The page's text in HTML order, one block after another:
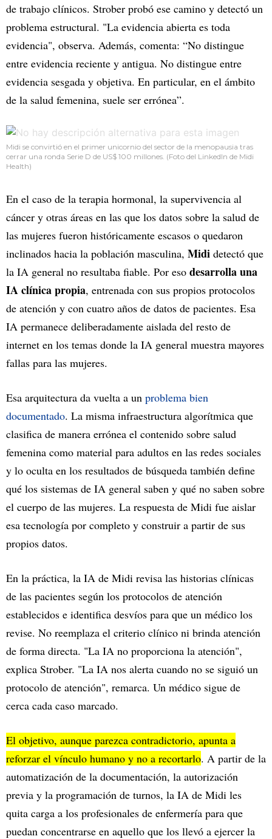
de trabajo clínicos. Strober probó ese camino y detectó un
problema estructural. "La evidencia abierta es toda
evidencia", observa. Además, comenta: “No distingue
entre evidencia reciente y antigua. No distingue entre
evidencia sesgada y objetiva. En particular, en el ámbito
de la salud femenina, suele ser errónea”.
Midi se convirtió en el primer unicornio del sector de la menopausia tras
cerrar una ronda Serie D de US$ 100 millones. (Foto del LinkedIn de Midi
Health)
En el caso de la terapia hormonal, la supervivencia al
cáncer y otras áreas en las que los datos sobre la salud de
las mujeres fueron históricamente escasos o quedaron
inclinados hacia la población masculina, Midi detectó que
la IA general no resultaba fiable. Por eso desarrolla una
IA clínica propia, entrenada con sus propios protocolos
de atención y con cuatro años de datos de pacientes. Esa
IA permanece deliberadamente aislada del resto de
internet en los temas donde la IA general muestra mayores
fallas para las mujeres.
Esa arquitectura da vuelta a un problema bien
documentado. La misma infraestructura algorítmica que
clasifica de manera errónea el contenido sobre salud
femenina como material para adultos en las redes sociales
y lo oculta en los resultados de búsqueda también define
qué los sistemas de IA general saben y qué no saben sobre
el cuerpo de las mujeres. La respuesta de Midi fue aislar
esa tecnología por completo y construir a partir de sus
propios datos.
En la práctica, la IA de Midi revisa las historias clínicas
de las pacientes según los protocolos de atención
establecidos e identifica desvíos para que un médico los
revise. No reemplaza el criterio clínico ni brinda atención
de forma directa. "La IA no proporciona la atención",
explica Strober. "La IA nos alerta cuando no se siguió un
protocolo de atención", remarca. Un médico sigue de
cerca cada caso marcado.
El objetivo, aunque parezca contradictorio, apunta a
reforzar el vínculo humano y no a recortarlo. A partir de la
automatización de la documentación, la autorización
previa y la programación de turnos, la IA de Midi les
quita carga a los profesionales de enfermería para que
puedan concentrarse en aquello que los llevó a ejercer la